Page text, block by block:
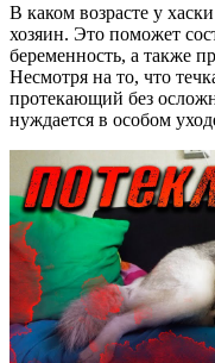
В каком возрасте у
хозяин. Это поможет
беременность, а также
Несмотря на то, что
протекающий без
нуждается в особом